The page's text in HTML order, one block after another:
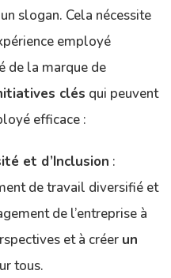
slogan. Cela nécessite
employé
de la marque de
clés qui peuvent
efficace :
et d’Inclusion :
de travail diversifié et
de l’entreprise à
et à créer un
tous.